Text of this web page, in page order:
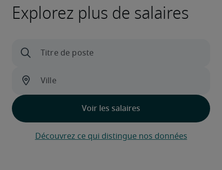
Explorez plus de salaires
Découvrez ce qui distingue nos données